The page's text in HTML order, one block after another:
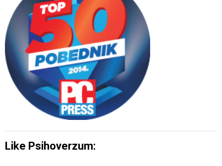
Like Psihoverzum: